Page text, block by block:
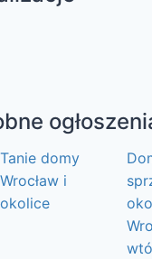
Tanie domy
Wrocław i
okolice